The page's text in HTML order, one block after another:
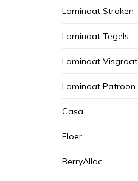
Laminaat Stroken
Laminaat Tegels
Laminaat Visgraat
Laminaat Patroon
Casa
Floer
BerryAlloc